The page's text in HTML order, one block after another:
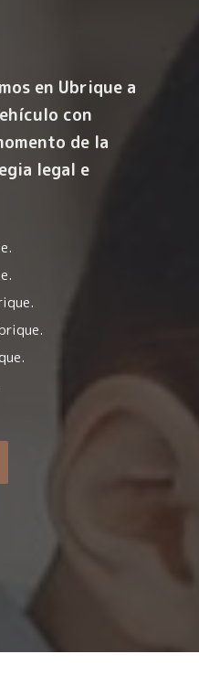
en Ubrique a
con
de la
legal e